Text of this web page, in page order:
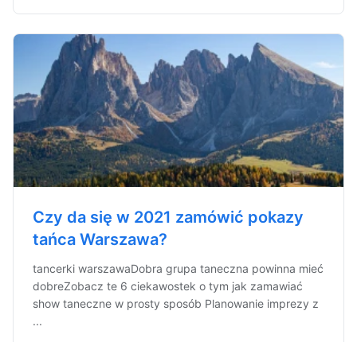
Czy da się w 2021 zamówić pokazy
tańca Warszawa?
tancerki warszawaDobra grupa taneczna powinna mieć
dobreZobacz te 6 ciekawostek o tym jak zamawiać
show taneczne w prosty sposób Planowanie imprezy z
...